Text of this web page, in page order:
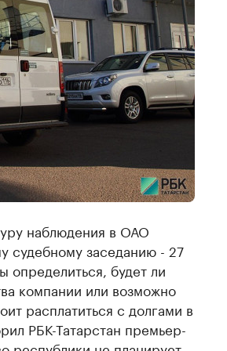
наблюдения в ОАО
судебному заседанию - 27
будет ли
компании или возможно
расплатиться с долгами в
РБК-Татарстан премьер-